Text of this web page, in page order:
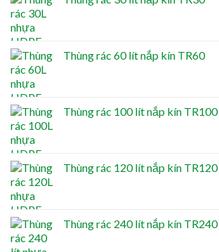
Thùng rác 60 lít nắp kín TR60
Thùng rác 100 lít nắp kín TR100
Thùng rác 120 lít nắp kín TR120
Thùng rác 240 lít nắp kín TR240